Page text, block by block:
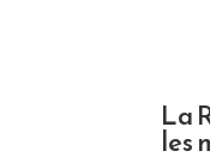
La
les